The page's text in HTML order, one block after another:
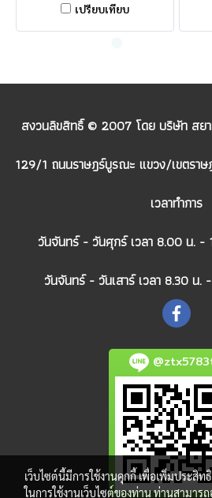
เปรียบเทียบ
สงวนลิขสิทธิ์ © 2007 โดย บริษัท สยา
129/1 ถนนราษฎร์บูรณะ แขวง/เขตรา
เวลาทำการ
วันจันทร์ - วันศุกร์ เวลา 8.00 น. -
วันจันทร์ - วันเสาร์ เวลา 8.30 น.
เว็บไซต์นี้มีการใช้งานคุกกี้ เพื่อเพิ่มประสิ
ในการใช้งานเว็บไซต์ของท่าน ท่านสามาร